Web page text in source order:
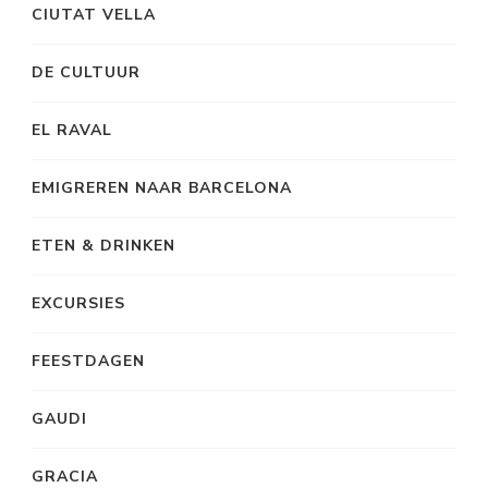
CIUTAT VELLA
DE CULTUUR
EL RAVAL
EMIGREREN NAAR BARCELONA
ETEN & DRINKEN
EXCURSIES
FEESTDAGEN
GAUDI
GRACIA